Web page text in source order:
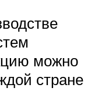
можно
стране